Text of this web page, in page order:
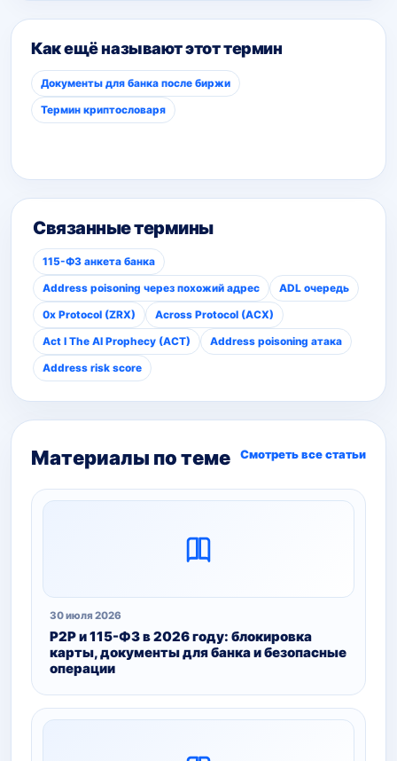
Как ещё называют этот термин
Документы для банка после биржи
Термин криптословаря
Связанные термины
115-ФЗ анкета банка
Address poisoning через похожий адрес ADL очередь
0x Protocol (ZRX) Across Protocol (ACX)
Act I The AI Prophecy (ACT) Address poisoning атака
Address risk score
Материалы по теме Смотреть все статьи
30 июля 2026
P2P и 115-ФЗ в 2026 году: блокировка
карты, документы для банка и безопасные
операции